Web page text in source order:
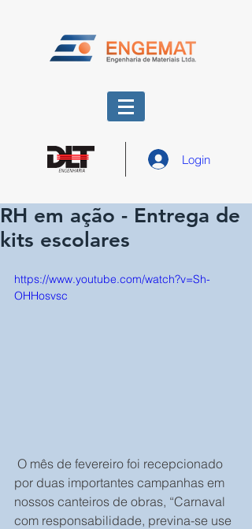
Login
RH em ação - Entrega de
kits escolares
https://www.youtube.com/watch?v=Sh-
OHHosvsc
por duas importantes campanhas em
nossos canteiros de obras, “Carnaval
com responsabilidade, previna-se use